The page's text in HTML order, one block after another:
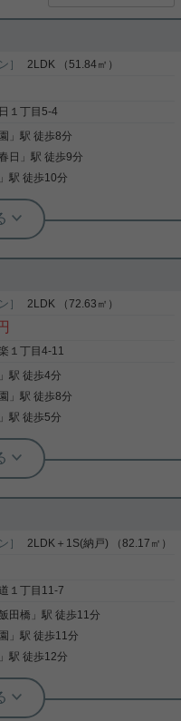
］ 2LDK （51.84㎡）
１丁目5-4
」駅 徒歩8分
日 」駅 徒歩9分
」駅 徒歩10分
好立地 最上階角部屋 4
アク
リアへのダイレクトアクセスが可
め、騒音の心配もないかと思いま
ベーションを
、丸々、新規交換です。 【内
部) 全室クロス キッチン 食洗機
付き 浴室乾燥機 洗面台 トイレ 温
ーリング 建具新規入替
］ 2LDK （72.63㎡）
１丁目4-11
」駅 徒歩4分
」駅 徒歩8分
」駅 徒歩5分
茄
☆ 後楽のタワーマンショ
おります。 水道橋駅4分、飯田橋
が利用可能◎ ペットの飼育
ンです。 また、室内は6月中旬に
気軽にご連
詳細を見る
］ 2LDK＋1S(納戸) （82.17㎡）
１丁目11-7
田橋 」駅 徒歩11分
」駅 徒歩11分
」駅 徒歩12分
８２㎡☆リノベ2SLDK☆